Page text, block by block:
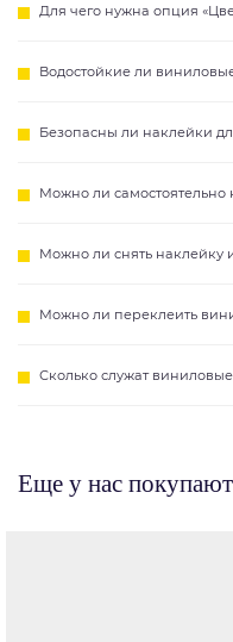
Для чего нужна опция
Водостойкие ли
Безопасны ли наклейки
Можно ли самостоятельно
Можно ли снять наклейку
Можно ли переклеить
Сколько служат
Еще у нас покупают